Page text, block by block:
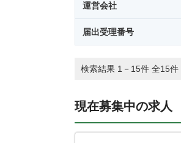
運営会社
届出受理番号
検索結果 1－15件 全15件
現在募集中の求人